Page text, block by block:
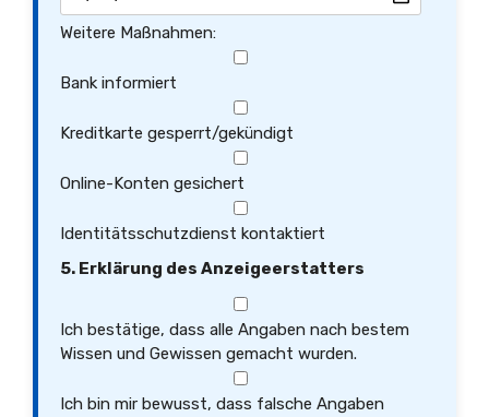
Weitere Maßnahmen:
Bank informiert
Kreditkarte gesperrt/gekündigt
Online-Konten gesichert
Identitätsschutzdienst kontaktiert
5. Erklärung des Anzeigeerstatters
Ich bestätige, dass alle Angaben nach bestem
Wissen und Gewissen gemacht wurden.
Ich bin mir bewusst, dass falsche Angaben